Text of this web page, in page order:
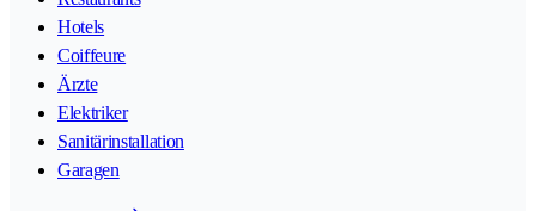
Hotels
Coiffeure
Ärzte
Elektriker
Sanitärinstallation
Garagen